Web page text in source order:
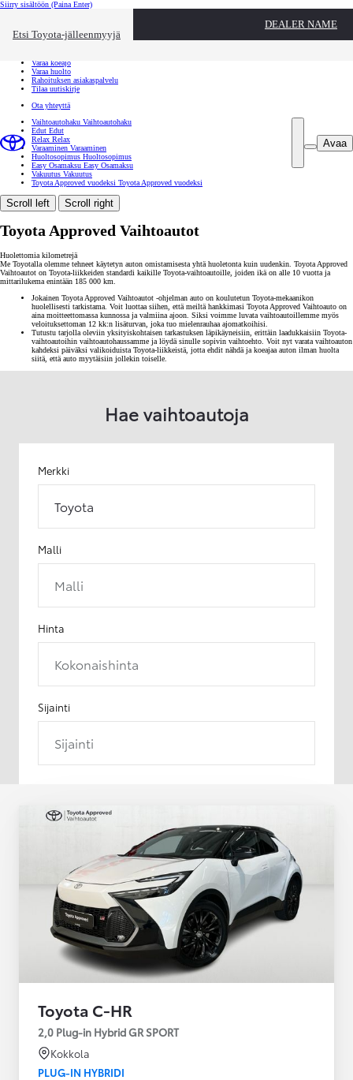
Siirry sisältöön (Paina Enter)
Etsi Toyota-jälleenmyyjä
DEALER NAME
Toyota palvelee Sulje
Varaa koeajo
Varaa huolto
Rahoituksen asiakaspalvelu
Tilaa uutiskirje
Ota yhteyttä
Avaa
Vaihtoautohaku Vaihtoautohaku
Edut Edut
Relax Relax
Varaaminen Varaaminen
Huoltosopimus Huoltosopimus
Easy Osamaksu Easy Osamaksu
Vakuutus Vakuutus
Toyota Approved vuodeksi Toyota Approved vuodeksi
Scroll left Scroll right
Toyota Approved Vaihtoautot
Huolettomia kilometrejä
Me Toyotalla olemme tehneet käytetyn auton omistamisesta yhtä huoletonta kuin uudenkin. Toyota Approved
Vaihtoautot on Toyota-liikkeiden standardi kaikille Toyota-vaihtoautoille, joiden ikä on alle 10 vuotta ja
mittarilukema enintään 185 000 km.
Jokainen Toyota Approved Vaihtoautot -ohjelman auto on koulutetun Toyota-mekaanikon
huolellisesti tarkistama. Voit luottaa siihen, että meiltä hankkimasi Toyota Approved Vaihtoauto on
aina moitteettomassa kunnossa ja valmiina ajoon. Siksi voimme luvata vaihtoautoillemme myös
veloituksettoman 12 kk:n lisäturvan, joka tuo mielenrauhaa ajomatkoihisi.
Tutustu tarjolla oleviin yksityiskohtaisen tarkastuksen läpikäyneisiin, erittäin laadukkaisiin Toyota-
vaihtoautoihin vaihtoautohaussamme ja löydä sinulle sopivin vaihtoehto. Voit nyt varata vaihtoauton
kahdeksi päiväksi valikoiduista Toyota-liikkeistä, jotta ehdit nähdä ja koeajaa auton ilman huolta
siitä, että auto myytäisiin jollekin toiselle.
Hae vaihtoautoja
Merkki
Toyota
Malli
Malli
Hinta
Kokonaishinta
Sijainti
Sijainti
Toyota C-HR
2,0 Plug-in Hybrid GR SPORT
Kokkola
PLUG-IN HYBRIDI